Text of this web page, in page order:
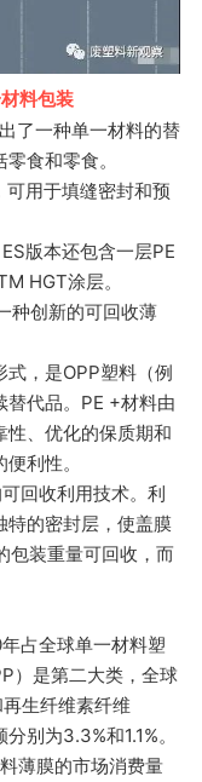
料包装
了一种单一材料的替
食和零食。
用于填缝密封和预
版本还包含一层PE
HGT涂层。
种创新的可回收薄
式，是OPP塑料（例
替代品。PE +材料由
性、优化的保质期和
利性。
回收利用技术。利
特的密封层，使盖膜
包装重量可回收，而
占全球单一材料塑
） 是第二大类， 全球
生纤维素纤维
别为3.3%和1.1%。
薄膜的市场消费量